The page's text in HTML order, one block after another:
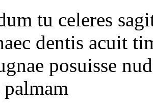
tu celeres
dentis acuit
posuisse
palmam